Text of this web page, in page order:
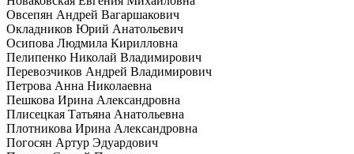
Овсепян Андрей Вагаршакович
Окладников Юрий Анатольевич
Осипова Людмила Кирилловна
Пелипенко Николай Владимирович
Перевозчиков Андрей Владимирович
Петрова Анна Николаевна
Пешкова Ирина Александровна
Плисецкая Татьяна Анатольевна
Плотникова Ирина Александровна
Погосян Артур Эдуардович